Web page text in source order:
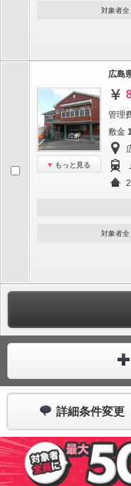
対象者全
もっと見る
広島
管理
敷金
対象者全
詳細条件変更